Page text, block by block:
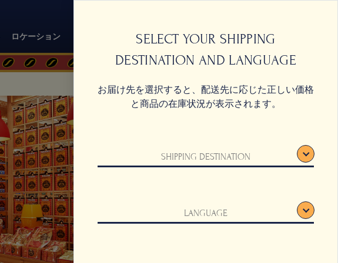
ロケーション
SELECT YOUR SHIPPING
DESTINATION AND LANGUAGE
お届け先を選択すると、配送先に応じた正しい価格
と商品の在庫状況が表示されます。
SHIPPING DESTINATION
LANGUAGE